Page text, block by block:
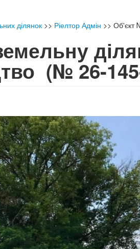
ділянок >> Ріелтор Адмін >> Об'єкт
(№ 26-